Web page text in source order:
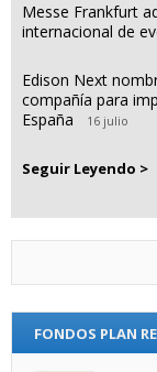
Messe Frankfurt
internacional de
Edison Next
compañía para
España
16 julio
Seguir Leyendo >
FONDOS PLAN